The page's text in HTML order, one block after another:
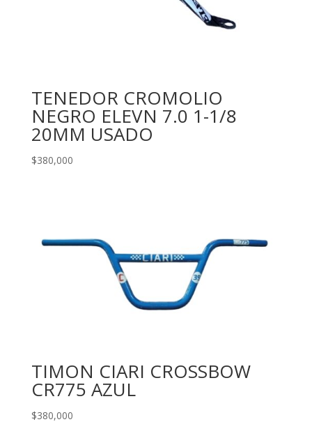
TENEDOR CROMOLIO
NEGRO ELEVN 7.0 1-1/8
20MM USADO
$380,000
TIMON CIARI CROSSBOW
CR775 AZUL
$380,000